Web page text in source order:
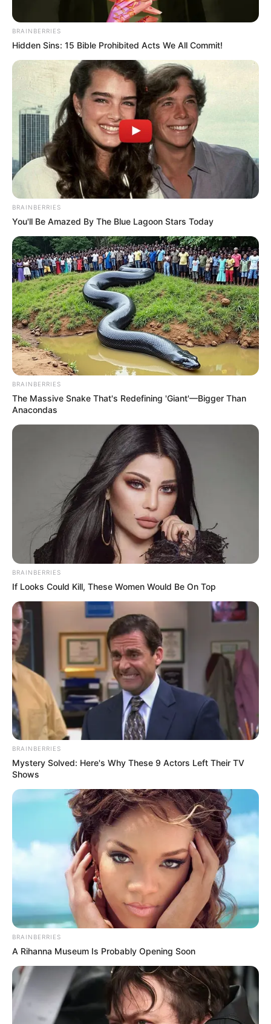
BRAINBERRIES
Hidden Sins: 15 Bible Prohibited Acts We All Commit!
BRAINBERRIES
You'll Be Amazed By The Blue Lagoon Stars Today
BRAINBERRIES
The Massive Snake That's Redefining 'Giant'—Bigger Than
Anacondas
BRAINBERRIES
If Looks Could Kill, These Women Would Be On Top
BRAINBERRIES
Mystery Solved: Here's Why These 9 Actors Left Their TV
Shows
BRAINBERRIES
A Rihanna Museum Is Probably Opening Soon